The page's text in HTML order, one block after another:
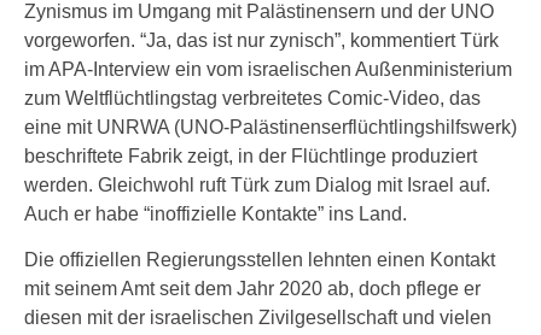
Zynismus im Umgang mit Palästinensern und der UNO
vorgeworfen. “Ja, das ist nur zynisch”, kommentiert Türk
im APA-Interview ein vom israelischen Außenministerium
zum Weltflüchtlingstag verbreitetes Comic-Video, das
eine mit UNRWA (UNO-Palästinenserflüchtlingshilfswerk)
beschriftete Fabrik zeigt, in der Flüchtlinge produziert
werden. Gleichwohl ruft Türk zum Dialog mit Israel auf.
Auch er habe “inoffizielle Kontakte” ins Land.
Die offiziellen Regierungsstellen lehnten einen Kontakt
mit seinem Amt seit dem Jahr 2020 ab, doch pflege er
diesen mit der israelischen Zivilgesellschaft und vielen